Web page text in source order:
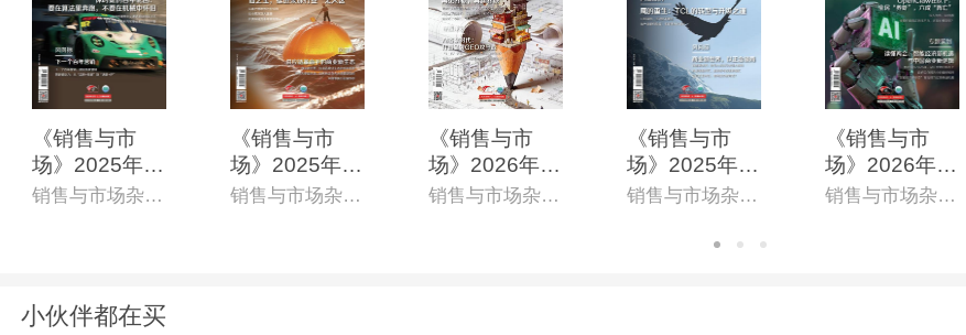
《销售与市
场》2025年1
2月上(总第85销售与市场杂志社
《销售与市
场》2025年8
月上(总第838销售与市场杂志社
《销售与市
场》2026年5
月上(总第865销售与市场杂志社
《销售与市
场》2025年9
月上(总第841销售与市场杂志社
《销售与市
场》2026年4
月上(总第862销售与市场杂志社
小伙伴都在买